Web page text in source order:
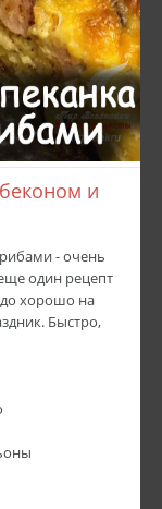
и
- очень
один рецепт
хорошо на
Быстро,